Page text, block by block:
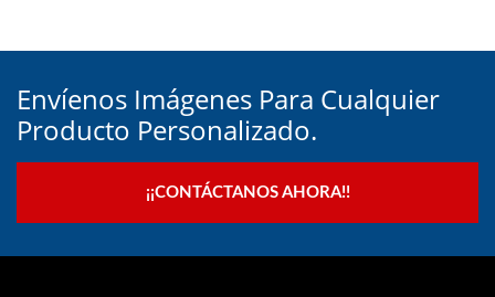
Envíenos Imágenes Para Cualquier
Producto Personalizado.
¡¡CONTÁCTANOS AHORA!!